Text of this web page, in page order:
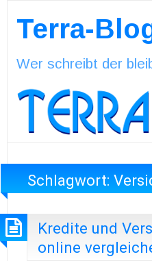
Terra-
Wer schreibt der
Schlagwort:
Kredite und
online